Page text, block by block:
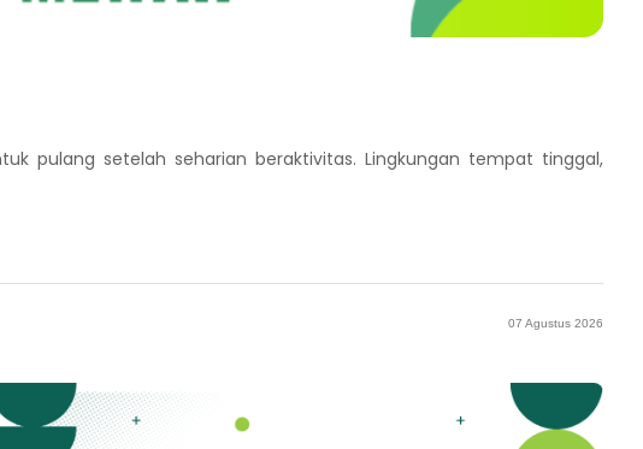
pulang setelah seharian beraktivitas. Lingkungan tempat tinggal,
07 Agustus 2026